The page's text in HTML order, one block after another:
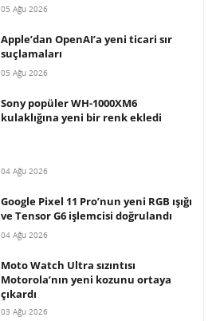
05 Ağu 2026
Apple’dan OpenAI’a yeni ticari sır
suçlamaları
05 Ağu 2026
Sony popüler WH-1000XM6
kulaklığına yeni bir renk ekledi
04 Ağu 2026
Google Pixel 11 Pro’nun yeni RGB ışığı
ve Tensor G6 işlemcisi doğrulandı
04 Ağu 2026
Moto Watch Ultra sızıntısı
Motorola’nın yeni kozunu ortaya
çıkardı
03 Ağu 2026